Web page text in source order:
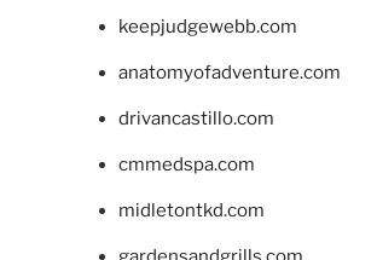
keepjudgewebb.com
anatomyofadventure.com
drivancastillo.com
cmmedspa.com
midletontkd.com